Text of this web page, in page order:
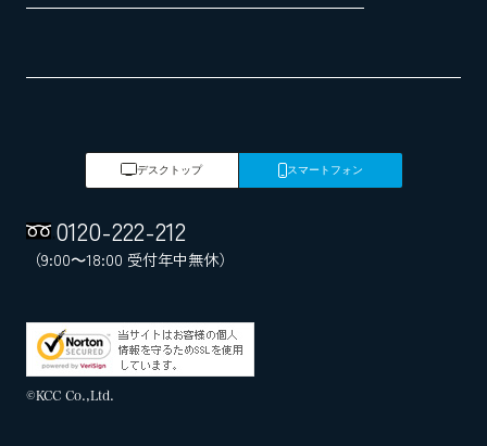
デスクトップ スマートフォン
0120-222-212
（9:00～18:00 受付年中無休）
©KCC Co.,Ltd.